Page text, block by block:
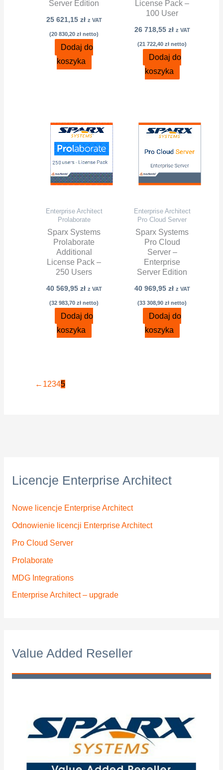
Server Edition
25 621,15 zł z VAT
(20 830,20zł netto)
Dodaj do
koszyka
License Pack –
100 User
26 718,55 zł z VAT
(21 722,40zł netto)
Dodaj do
koszyka
Enterprise Architect
Prolaborate
Sparx Systems
Prolaborate
Additional
License Pack –
250 Users
40 569,95 zł z VAT
(32 983,70zł netto)
Dodaj do
koszyka
Enterprise Architect
Pro Cloud Server
Sparx Systems
Pro Cloud
Server –
Enterprise
Server Edition
40 969,95 zł z VAT
(33 308,90zł netto)
Dodaj do
koszyka
← 12345
Licencje Enterprise Architect
Nowe licencje Enterprise Architect
Odnowienie licencji Enterprise Architect
Pro Cloud Server
Prolaborate
MDG Integrations
Enterprise Architect – upgrade
Value Added Reseller